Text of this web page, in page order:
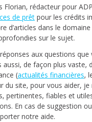
rédacteur pour
de prêt pour les crédits
d’articles dans le
sur le sujet.
aux questions
de façon plus vaste,
(actualités financières,
du site, pour vous aider,
pertinentes, fiables et
En cas de suggestion
notre aide.